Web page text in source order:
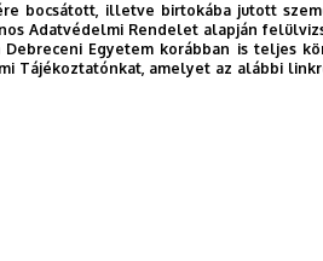
profile
bocsátott, illetve birtokába jutott
Adatvédelmi Rendelet alapján
Egyetem korábban is teljes
Tájékoztatónkat, amelyet az alábbi